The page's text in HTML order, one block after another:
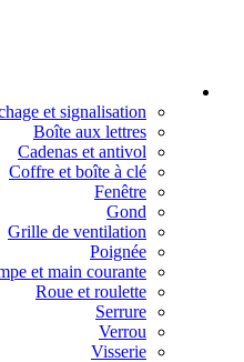
et signalisation
Boîte aux lettres
Cadenas et antivol
Coffre et boîte à clé
Fenêtre
Gond
Grille de ventilation
Poignée
et main courante
Roue et roulette
Serrure
Verrou
Visserie